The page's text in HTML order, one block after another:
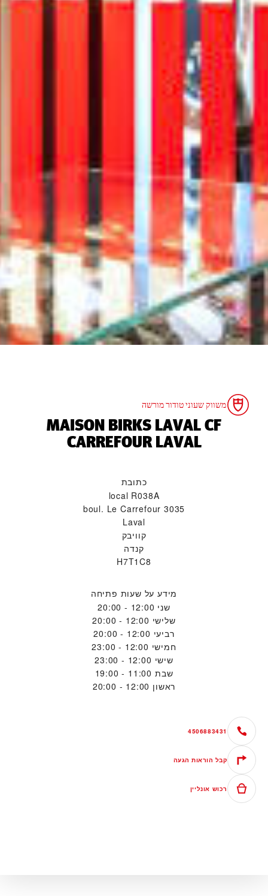
משווק שעוני טודור מורשה
‭MAISON BIRKS LAVAL CF
CARREFOUR LAVAL‬
כתובת
local R038A
3035 boul. Le Carrefour
Laval
קוויבק
קנדה
H7T1C8
מידע על שעות פתיחה
שני 12:00 - 20:00
שלישי 12:00 - 20:00
רביעי 12:00 - 20:00
חמישי 12:00 - 23:00
שישי 12:00 - 23:00
שבת 11:00 - 19:00
ראשון 12:00 - 20:00
4506883431
קבל הוראות הגעה
רכוש אונליין